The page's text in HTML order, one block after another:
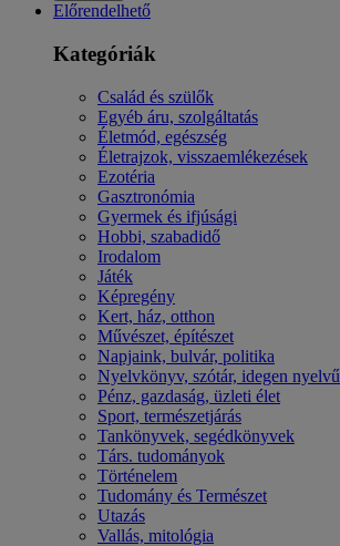
Előrendelhető
Kategóriák
Család és szülők
Egyéb áru, szolgáltatás
Életmód, egészség
Életrajzok, visszaemlékezések
Ezotéria
Gasztronómia
Gyermek és ifjúsági
Hobbi, szabadidő
Irodalom
Játék
Képregény
Kert, ház, otthon
Művészet, építészet
Napjaink, bulvár, politika
Nyelvkönyv, szótár, idegen nyelvű
Pénz, gazdaság, üzleti élet
Sport, természetjárás
Tankönyvek, segédkönyvek
Társ. tudományok
Történelem
Tudomány és Természet
Utazás
Vallás, mitológia